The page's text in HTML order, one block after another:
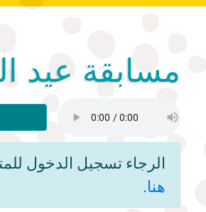
أنشطة
مسابقة عيد
الرجاء تسجيل الدخول
هنا.